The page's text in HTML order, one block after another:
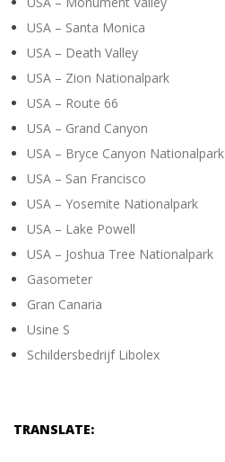
USA – Santa Monica
USA – Death Valley
USA – Zion Nationalpark
USA – Route 66
USA – Grand Canyon
USA – Bryce Canyon Nationalpark
USA – San Francisco
USA – Yosemite Nationalpark
USA – Lake Powell
USA – Joshua Tree Nationalpark
Gasometer
Gran Canaria
Usine S
Schildersbedrijf Libolex
TRANSLATE: